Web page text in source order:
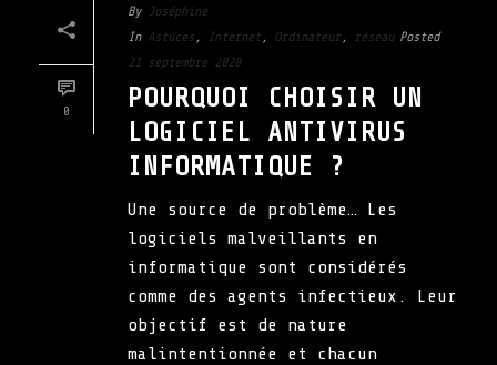
0
By Joséphine
In Astuces , Internet , Ordinateur , réseau Posted
21 septembre 2020
POURQUOI CHOISIR UN
LOGICIEL ANTIVIRUS
INFORMATIQUE ?
Une source de problème… Les
logiciels malveillants en
informatique sont considérés
comme des agents infectieux. Leur
objectif est de nature
malintentionnée et chacun